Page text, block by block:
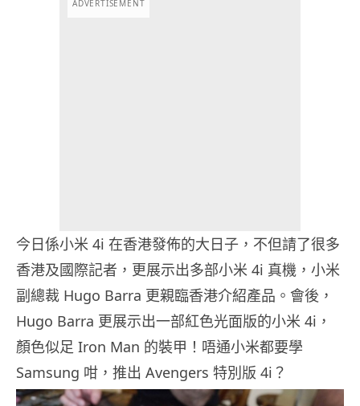
ADVERTISEMENT
今日係小米 4i 在香港發佈的大日子，不但請了很多
香港及國際記者，更展示出多部小米 4i 真機，小米
副總裁 Hugo Barra 更親臨香港介紹產品。會後，
Hugo Barra 更展示出一部紅色光面版的小米 4i，
顏色似足 Iron Man 的裝甲！唔通小米都要學
Samsung 咁，推出 Avengers 特別版 4i？